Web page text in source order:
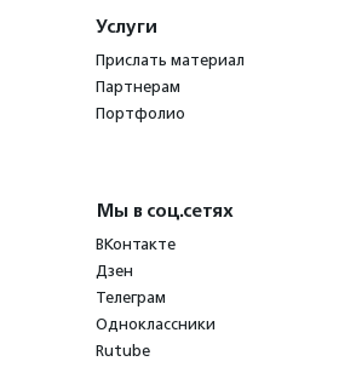
Услуги
Прислать материал
Партнерам
Портфолио
Мы в соц.сетях
ВКонтакте
Дзен
Телеграм
Одноклассники
Rutube